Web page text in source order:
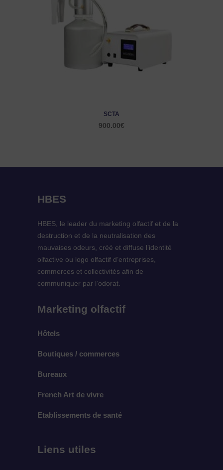
SCTA
900.00€
HBES
HBES, le leader du marketing olfactif et de la
destruction et de la neutralisation des
mauvaises odeurs, créé et diffuse l’identité
olfactive ou logo olfactif d’entreprises,
commerces et collectivités afin de
communiquer par l’odorat.
Marketing olfactif
Hôtels
Boutiques / commerces
Bureaux
French Art de vivre
Etablissements de santé
Liens utiles